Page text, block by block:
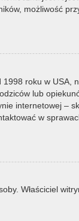
możliwość
roku w
lub
internetowej –
w
Właściciel